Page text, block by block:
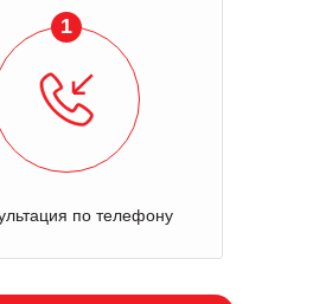
1
по телефону